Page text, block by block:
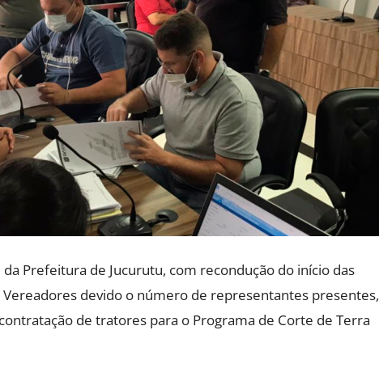
Prefeitura de Jucurutu, com recondução do início das
Vereadores devido o número de representantes presentes,
de tratores para o Programa de Corte de Terra